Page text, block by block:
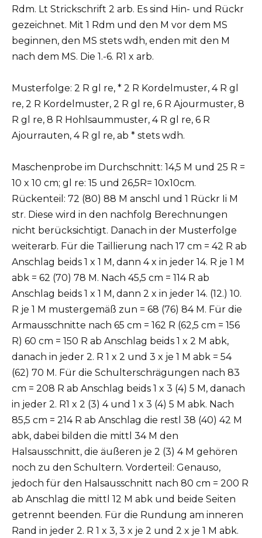
Rdm. Lt Strickschrift 2 arb. Es sind Hin- und Rückr
gezeichnet. Mit 1 Rdm und den M vor dem MS
beginnen, den MS stets wdh, enden mit den M
nach dem MS. Die 1.-6. R1 x arb.
Musterfolge: 2 R gl re, * 2 R Kordelmuster, 4 R gl
re, 2 R Kordelmuster, 2 R gl re, 6 R Ajourmuster, 8
R gl re, 8 R Hohlsaummuster, 4 R gl re, 6 R
Ajourrauten, 4 R gl re, ab * stets wdh.
Maschenprobe im Durchschnitt: 14,5 M und 25 R =
10 x 10 cm; gl re: 15 und 26,5R= 10x10cm.
Rückenteil: 72 (80) 88 M anschl und 1 Rückr Ii M
str. Diese wird in den nachfolg Berechnungen
nicht berücksichtigt. Danach in der Musterfolge
weiterarb. Für die Taillierung nach 17 cm = 42 R ab
Anschlag beids 1 x 1 M, dann 4 x in jeder 14. R je 1 M
abk = 62 (70) 78 M. Nach 45,5 cm = 114 R ab
Anschlag beids 1 x 1 M, dann 2 x in jeder 14. (12.) 10.
R je 1 M mustergemäß zun = 68 (76) 84 M. Für die
Armausschnitte nach 65 cm = 162 R (62,5 cm = 156
R) 60 cm = 150 R ab Anschlag beids 1 x 2 M abk,
danach in jeder 2. R 1 x 2 und 3 x je 1 M abk = 54
(62) 70 M. Für die Schulterschrägungen nach 83
cm = 208 R ab Anschlag beids 1 x 3 (4) 5 M, danach
in jeder 2. R1 x 2 (3) 4 und 1 x 3 (4) 5 M abk. Nach
85,5 cm = 214 R ab Anschlag die restl 38 (40) 42 M
abk, dabei bilden die mittl 34 M den
Halsausschnitt, die äußeren je 2 (3) 4 M gehören
noch zu den Schultern. Vorderteil: Genauso,
jedoch für den Halsausschnitt nach 80 cm = 200 R
ab Anschlag die mittl 12 M abk und beide Seiten
getrennt beenden. Für die Rundung am inneren
Rand in jeder 2. R 1 x 3, 3 x je 2 und 2 x je 1 M abk.